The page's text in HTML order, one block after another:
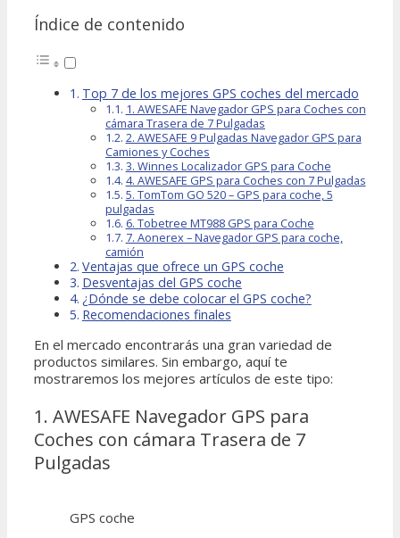
Índice de contenido
Top 7 de los mejores GPS coches del mercado
1. AWESAFE Navegador GPS para Coches con
cámara Trasera de 7 Pulgadas
2. AWESAFE 9 Pulgadas Navegador GPS para
Camiones y Coches
3. Winnes Localizador GPS para Coche
4. AWESAFE GPS para Coches con 7 Pulgadas
5. TomTom GO 520 – GPS para coche, 5
pulgadas
6. Tobetree MT988 GPS para Coche
7. Aonerex – Navegador GPS para coche,
camión
Ventajas que ofrece un GPS coche
Desventajas del GPS coche
¿Dónde se debe colocar el GPS coche?
Recomendaciones finales
En el mercado encontrarás una gran variedad de
productos similares. Sin embargo, aquí te
mostraremos los mejores artículos de este tipo:
1. AWESAFE Navegador GPS para
Coches con cámara Trasera de 7
Pulgadas
GPS coche